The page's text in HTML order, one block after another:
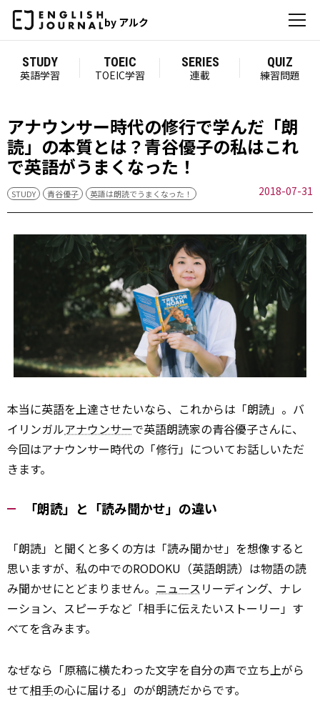
by アルク
STUDY
英語学習
TOEIC
TOEIC学習
SERIES
連載
QUIZ
練習問題
アナウンサー時代の修行で学んだ「朗
読」の本質とは？青谷優子の私はこれ
で英語がうまくなった！
STUDY 青谷優子 英語は朗読でうまくなった！ 2018-07-31
本当に英語を上達させたいなら、これからは「朗読」。バ
イリンガルアナウンサーで英語朗読家の青谷優子さんに、
今回はアナウンサー時代の「修行」についてお話しいただ
きます。
「朗読」と「読み聞かせ」の違い
「朗読」と聞くと多くの方は「読み聞かせ」を想像すると
思いますが、私の中でのRODOKU（英語朗読）は物語の読
み聞かせにとどまりません。 ニュースリーディング、ナレ
ーション、スピーチなど「相手に伝えたいストーリー」す
べてを含みます。
なぜなら「原稿に横たわった文字を自分の声で立ち上がら
せて相手の心に届ける」のが朗読だからです。